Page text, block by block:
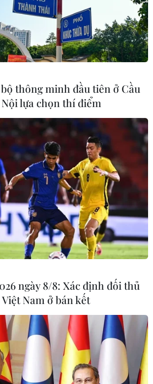
thế hệ mới, Surface Duo...
chính thức ra mắt với giá
triệu đồng
thức giới thiệu mẫu điện thoại thông
3. Đây là mẫu máy hướng đến người
bán khá hấp dẫn.
thông minh đầu tiên ở Cầu
lựa chọn thí điểm
ngày 8/8: Xác định đối thủ
Nam ở bán kết